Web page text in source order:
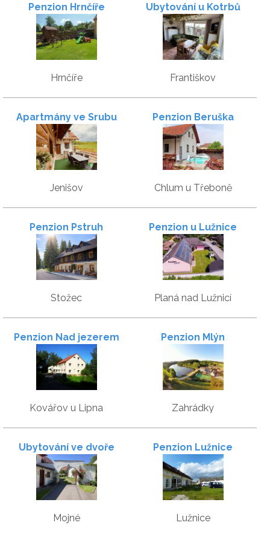
Penzion Hrnčíře
Hrnčíře
Ubytování u Kotrbů
Františkov
Apartmány ve Srubu
Jenišov
Penzion Beruška
Chlum u Třeboně
Penzion Pstruh
Stožec
Penzion u Lužnice
Planá nad Lužnicí
Penzion Nad jezerem
Kovářov u Lipna
Penzion Mlýn
Zahrádky
Ubytování ve dvoře
Mojné
Penzion Lužnice
Lužnice